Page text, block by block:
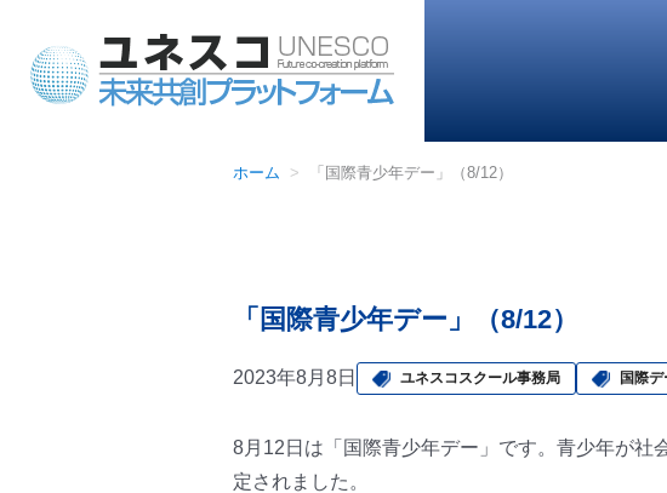
ホーム 「国際青少年デー」（8/12）
「国際青少年デー」（8/12）
2023年8月8日 ユネスコスクール事務局 国際デ
8月12日は「国際青少年デー」です。青少年が社
定されました。